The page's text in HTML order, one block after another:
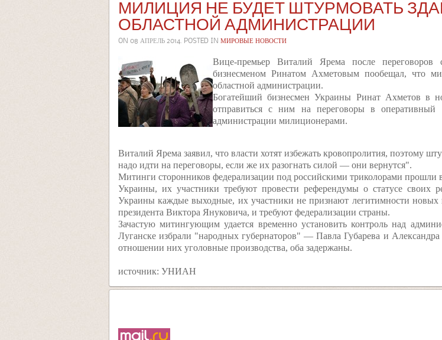
МИЛИЦИЯ НЕ БУДЕТ ШТУРМОВАТЬ
ОБЛАСТНОЙ АДМИНИСТРАЦИИ
ON 08 АПРЕЛЬ 2014. POSTED IN МИРОВЫЕ НОВОСТИ
Вице-премьер Виталий Ярема после
бизнесменом Ринатом Ахметовым пообещал, что
областной администрации.
Богатейший бизнесмен Украины Ринат Ахметов
отправиться с ним на переговоры в
администрации милиционерами.
Виталий Ярема заявил, что власти хотят избежать кровопролития, поэтому
надо идти на переговоры, если же их разогнать силой — они вернутся".
Митинги сторонников федерализации под российскими триколорами прошли
Украины, их участники требуют провести референдумы о статусе своих
Украины каждые выходные, их участники не признают легитимности новых
президента Виктора Януковича, и требуют федерализации страны.
Зачастую митингующим удается временно установить контроль над
Луганске избрали "народных губернаторов" — Павла Губарева и
отношении них уголовные производства, оба задержаны.
источник: УНИАН